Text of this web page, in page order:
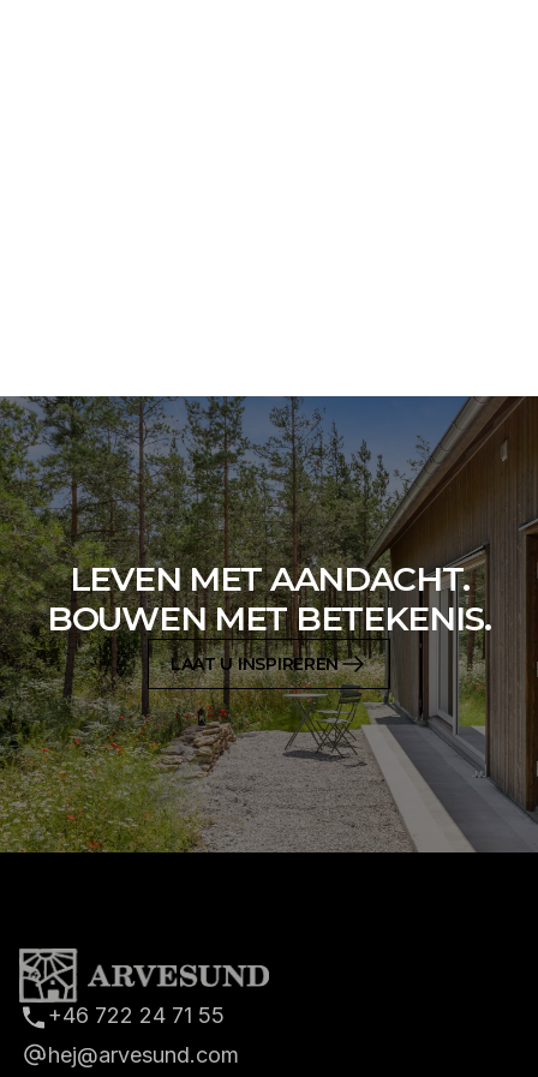
LEVEN MET AANDACHT.
BOUWEN MET BETEKENIS.
LAAT U INSPIREREN
+46 722 24 71 55
hej@arvesund.com